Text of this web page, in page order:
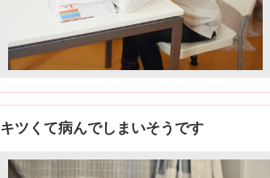
キツくて病んでしまいそうです